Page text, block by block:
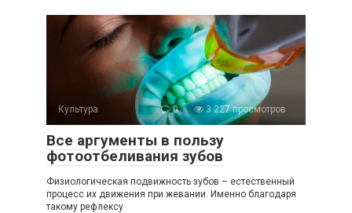
Культура 0 3 227 просмотров
Все аргументы в пользу
фотоотбеливания зубов
Физиологическая подвижность зубов – естественный
процесс их движения при жевании. Именно благодаря
такому рефлексу